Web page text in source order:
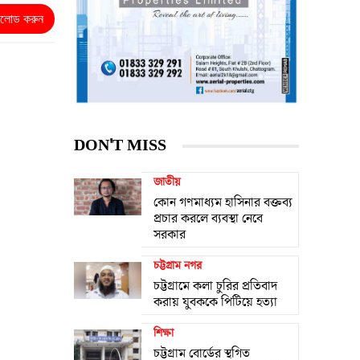
করুন
DON'T MISS
জাতীয়
কোন গণমাধ্যম হাসিনার বক্তব্য
প্রচার করলে ব্যবস্থা নেবে
সরকার
চট্টগ্রাম নগর
চট্টগ্রামে কলা চুরির প্রতিবাদ
করায় যুবককে পিটিয়ে হত্যা
শিক্ষা
চট্টগ্রাম বোর্ডের স্থগিত